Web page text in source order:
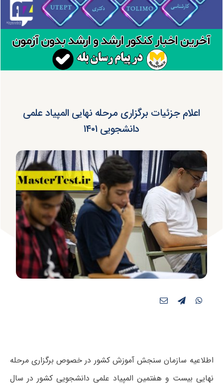
اعلام جزئیات برگزاری مرحله نهایی المپیاد علمی
دانشجویی ۱۴۰۱
اطلاعیه سازمان سنجش آموزش کشور در خصوص برگزاری مرحله
نهایی بیست و هفتمین المپیاد علمی دانشجویی کشور در سال